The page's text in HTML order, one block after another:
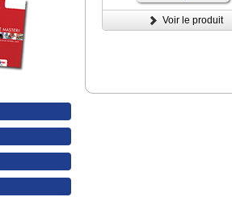
Voir le produit